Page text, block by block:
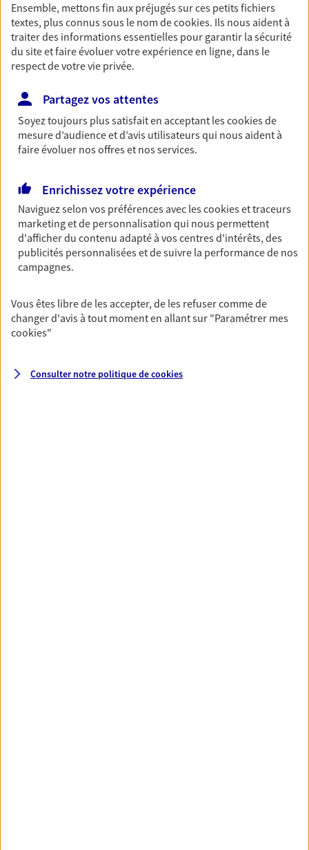
recherche
Passer les
résultats
Liste Carte
Nabeiro Morin Associes
Agents Généraux d'assurance exclusif AXA
Horaires :Fermé
Ouvre demain à 14:00
01 46 80 64 84
PRENDRE RENDEZ-VOUS
N° Orias * (orias.fr) : EI RODRIGUES NABEIRO NUNO (13009186); EI
Ensemble, mettons fin aux préjugés sur ces petits fichiers
textes, plus connus sous le nom decookies. Ils nous aident à
traiter des informations essentielles pour garantir la sécurité
du site et faire évoluer votre expérience en ligne, dans le
respect de votre vie privée.
Partagez vos attentes
Soyez toujours plus satisfait en acceptant lescookiesde
mesure d’audience et d’avis utilisateurs qui nous aident à
faire évoluer nos offres et nos services.
Enrichissez votre expérience
Naviguez selon vos préférences avec lescookies et traceurs
marketing et de personnalisation qui nous permettent
d'afficher du contenu adapté à vos centres d'intérêts, des
publicités personnalisées et de suivre la performance de nos
campagnes.
Vous êtes libre de les accepter, de les refuser comme de
changer d'avis à tout moment en allant sur "Paramétrer mes
cookies"
Consulter notre politique decookies